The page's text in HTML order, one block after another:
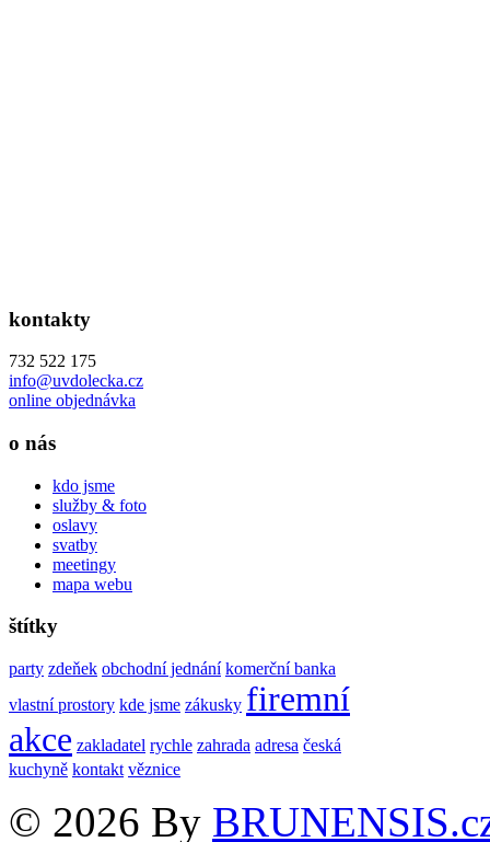
kontakty
732 522 175
info@uvdolecka.cz
online objednávka
o nás
kdo jsme
služby & foto
oslavy
svatby
meetingy
mapa webu
štítky
party zdeňek obchodní jednání komerční banka
vlastní prostory kde jsme zákusky firemní
akce zakladatel rychle zahrada adresa česká
kuchyně kontakt věznice
© 2026 By